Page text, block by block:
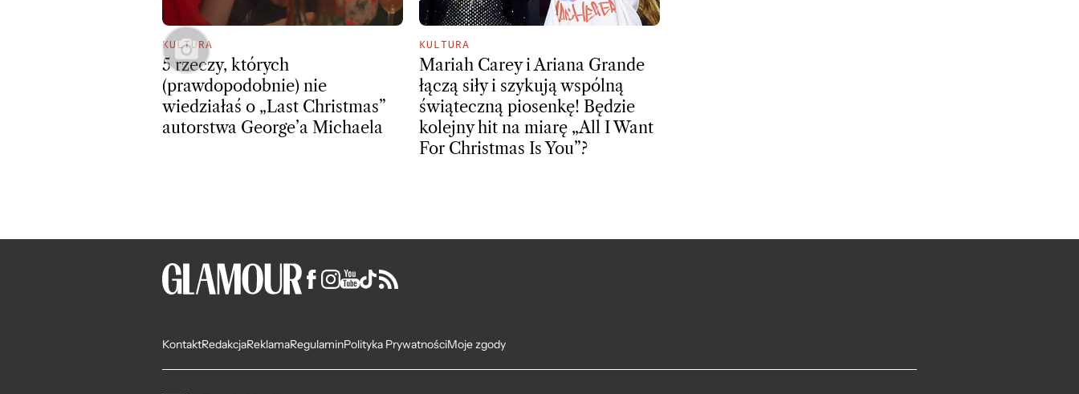
KULTURA
5 rzeczy, których
(prawdopodobnie) nie
wiedziałaś o „Last Christmas”
autorstwa George’a Michaela
KULTURA
Mariah Carey i Ariana Grande
łączą siły i szykują wspólną
świąteczną piosenkę! Będzie
kolejny hit na miarę „All I Want
For Christmas Is You”?
KontaktRedakcjaReklamaRegulaminPolityka PrywatnościMoje zgody